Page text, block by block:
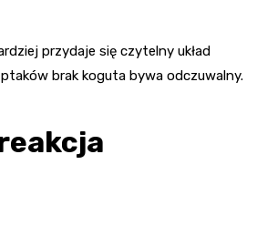
przydaje się czytelny układ
brak koguta bywa odczuwalny.